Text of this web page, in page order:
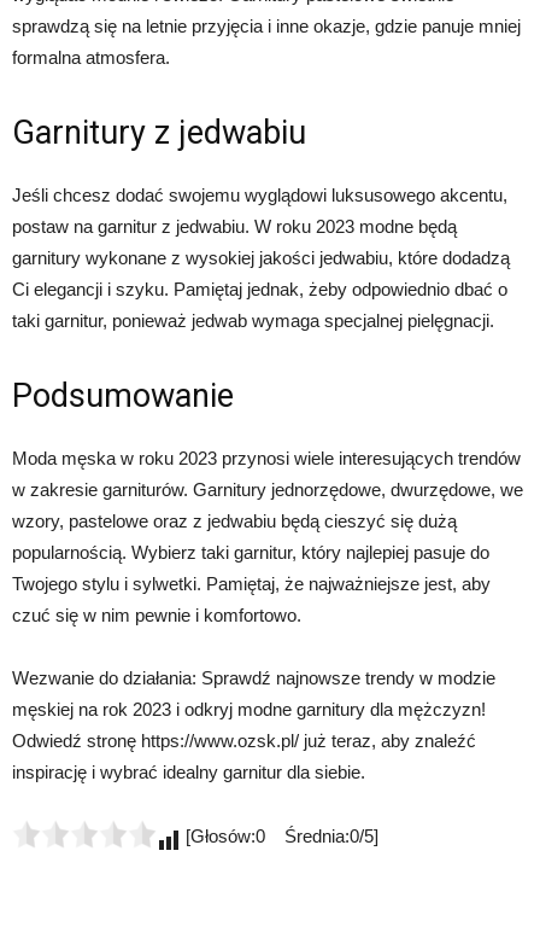
sprawdzą się na letnie przyjęcia i inne okazje, gdzie panuje mniej
formalna atmosfera.
Garnitury z jedwabiu
Jeśli chcesz dodać swojemu wyglądowi luksusowego akcentu,
postaw na garnitur z jedwabiu. W roku 2023 modne będą
garnitury wykonane z wysokiej jakości jedwabiu, które dodadzą
Ci elegancji i szyku. Pamiętaj jednak, żeby odpowiednio dbać o
taki garnitur, ponieważ jedwab wymaga specjalnej pielęgnacji.
Podsumowanie
Moda męska w roku 2023 przynosi wiele interesujących trendów
w zakresie garniturów. Garnitury jednorzędowe, dwurzędowe, we
wzory, pastelowe oraz z jedwabiu będą cieszyć się dużą
popularnością. Wybierz taki garnitur, który najlepiej pasuje do
Twojego stylu i sylwetki. Pamiętaj, że najważniejsze jest, aby
czuć się w nim pewnie i komfortowo.
Wezwanie do działania: Sprawdź najnowsze trendy w modzie
męskiej na rok 2023 i odkryj modne garnitury dla mężczyzn!
Odwiedź stronę https://www.ozsk.pl/ już teraz, aby znaleźć
inspirację i wybrać idealny garnitur dla siebie.
[Głosów:0 Średnia:0/5]